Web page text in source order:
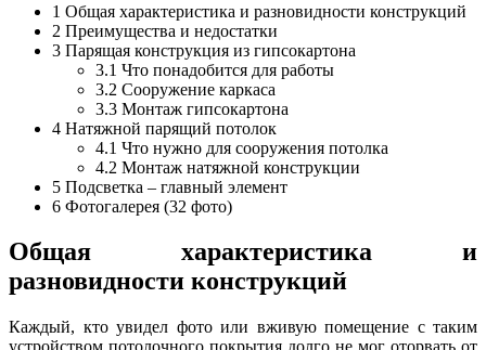
1 Общая характеристика и разновидности конструкций
2 Преимущества и недостатки
3 Парящая конструкция из гипсокартона
3.1 Что понадобится для работы
3.2 Сооружение каркаса
3.3 Монтаж гипсокартона
4 Натяжной парящий потолок
4.1 Что нужно для сооружения потолка
4.2 Монтаж натяжной конструкции
5 Подсветка – главный элемент
6 Фотогалерея (32 фото)
Общая характеристика и
разновидности конструкций
Каждый, кто увидел фото или вживую помещение с таким